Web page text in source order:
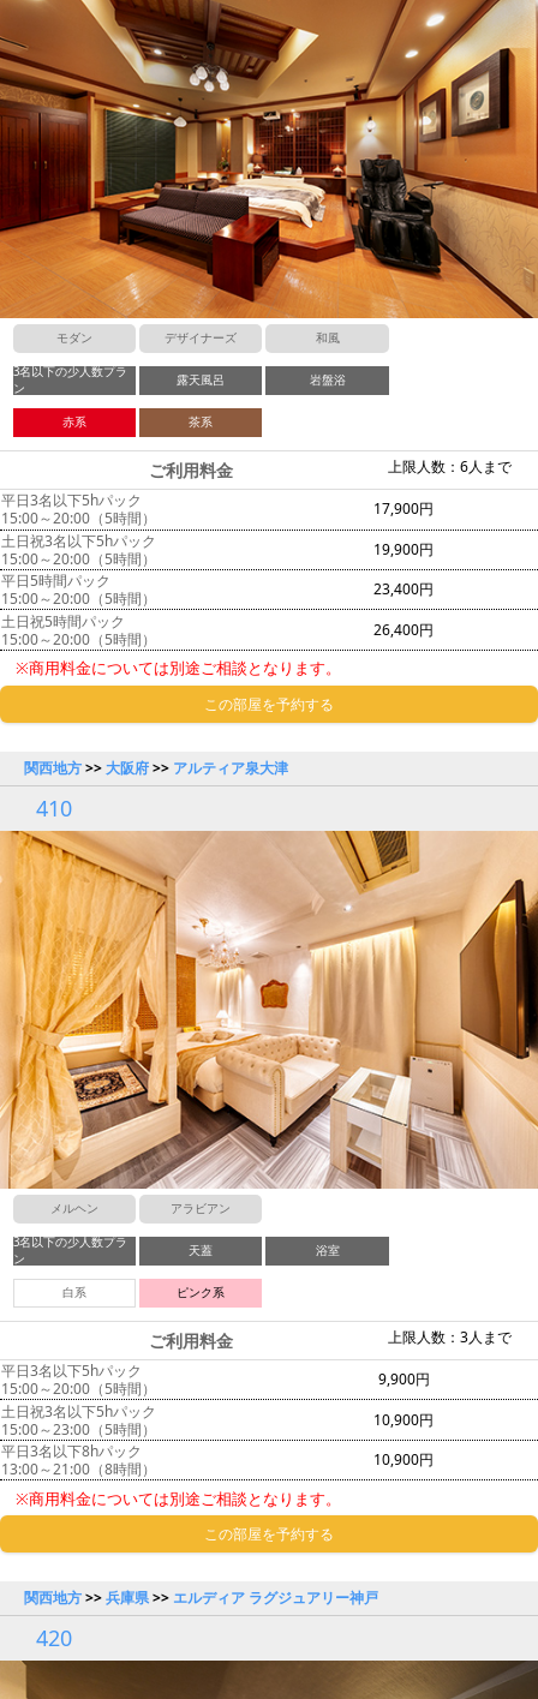
モダン デザイナーズ 和風
3名以下の少人数プラ
ン
露天風呂 岩盤浴
赤系 茶系
上限人数：6人まで
ご利用料金
平日3名以下5hパック
15:00～20:00（5時間）
17,900円
土日祝3名以下5hパック
15:00～20:00（5時間）
19,900円
平日5時間パック
15:00～20:00（5時間）
23,400円
土日祝5時間パック
15:00～20:00（5時間）
26,400円
※商用料金については別途ご相談となります。
この部屋を予約する
関西地方>>大阪府>> アルティア泉大津
410
メルヘン アラビアン
3名以下の少人数プラ
ン
天蓋 浴室
白系 ピンク系
上限人数：3人まで
ご利用料金
平日3名以下5hパック
15:00～20:00（5時間）
9,900円
土日祝3名以下5hパック
15:00～23:00（5時間）
10,900円
平日3名以下8hパック
13:00～21:00（8時間）
10,900円
※商用料金については別途ご相談となります。
この部屋を予約する
関西地方>>兵庫県>> エルディア ラグジュアリー神戸
420